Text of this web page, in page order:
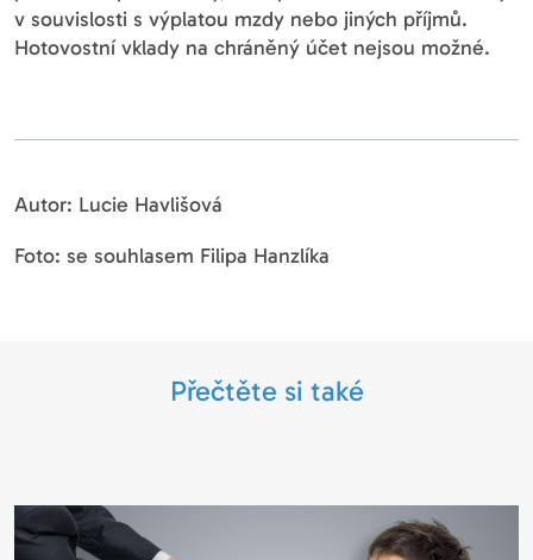
v souvislosti s výplatou mzdy nebo jiných příjmů.
Hotovostní vklady na chráněný účet nejsou možné.
Autor: Lucie Havlišová
Foto: se souhlasem Filipa Hanzlíka
Přečtěte si také